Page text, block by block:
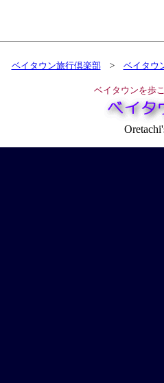
ベイタウン旅行倶楽部> ベイタウ
ベイタウンを歩